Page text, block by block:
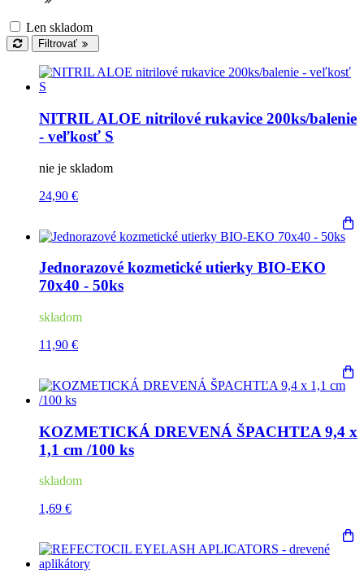
Len skladom
Filtrovať
NITRIL ALOE nitrilové rukavice 200ks/balenie
- veľkosť S
nie je skladom
24,90 €
Jednorazové kozmetické utierky BIO-EKO
70x40 - 50ks
skladom
11,90 €
KOZMETICKÁ DREVENÁ ŠPACHTĽA 9,4 x
1,1 cm /100 ks
skladom
1,69 €